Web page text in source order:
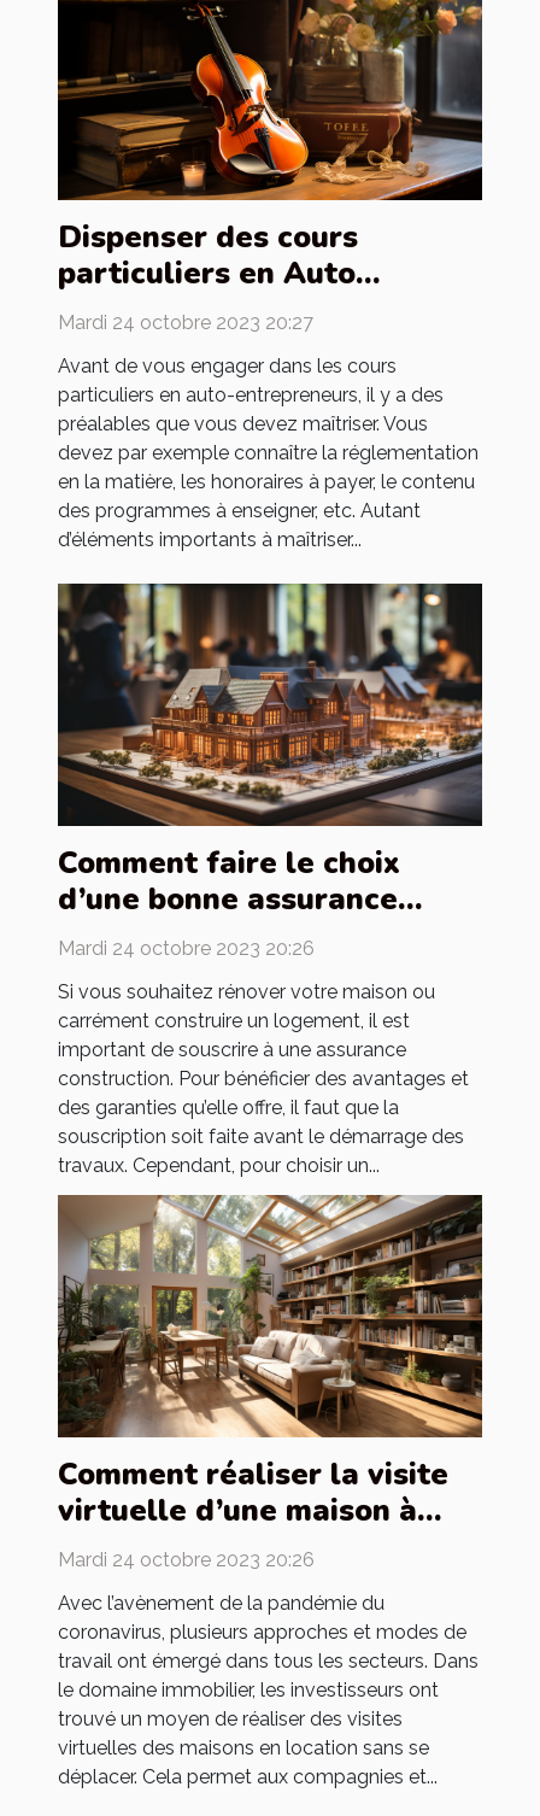
Dispenser des cours
particuliers en Auto
entrepreneur : quels sont
les préalables ?
Mardi 24 octobre 2023 20:27
Avant de vous engager dans les cours
particuliers en auto-entrepreneurs, il y a des
préalables que vous devez maîtriser. Vous
devez par exemple connaître la réglementation
en la matière, les honoraires à payer, le contenu
des programmes à enseigner, etc. Autant
d’éléments importants à maîtriser...
Comment faire le choix
d’une bonne assurance
construction ?
Mardi 24 octobre 2023 20:26
Si vous souhaitez rénover votre maison ou
carrément construire un logement, il est
important de souscrire à une assurance
construction. Pour bénéficier des avantages et
des garanties qu’elle offre, il faut que la
souscription soit faite avant le démarrage des
travaux. Cependant, pour choisir un...
Comment réaliser la visite
virtuelle d’une maison à
louer ?
Mardi 24 octobre 2023 20:26
Avec l’avènement de la pandémie du
coronavirus, plusieurs approches et modes de
travail ont émergé dans tous les secteurs. Dans
le domaine immobilier, les investisseurs ont
trouvé un moyen de réaliser des visites
virtuelles des maisons en location sans se
déplacer. Cela permet aux compagnies et...